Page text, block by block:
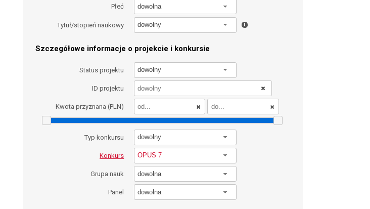
Płeć dowolna
Tytuł/stopień naukowy dowolny
Szczegółowe informacje o projekcie i konkursie
Status projektu dowolny
ID projektu
Kwota przyznana (PLN)
Typ konkursu dowolny
Konkurs OPUS 7
Grupa nauk dowolna
Panel dowolna